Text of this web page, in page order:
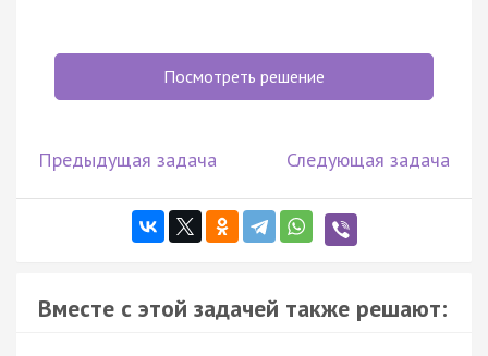
Посмотреть решение
Предыдущая задача Следующая задача
Вместе с этой задачей также решают: